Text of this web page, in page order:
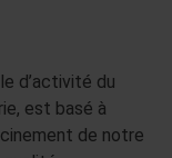
d’activité du
est basé à
de notre